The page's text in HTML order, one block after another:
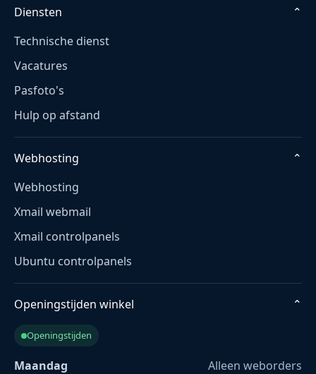
Diensten
⌄
Technische dienst
Vacatures
Pasfoto's
Hulp op afstand
Webhosting
⌄
Webhosting
Xmail webmail
Xmail controlpanels
Ubuntu controlpanels
Openingstijden winkel ⌄
Openingstijden
Maandag
Alleen weborders